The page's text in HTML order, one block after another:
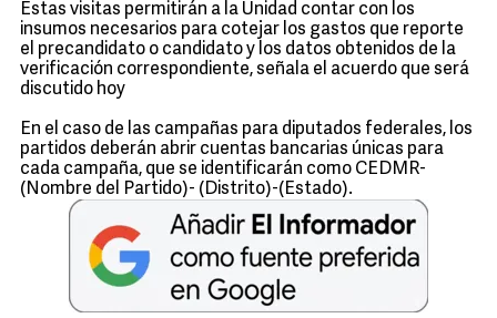
Estas visitas permitirán a la Unidad contar con los
insumos necesarios para cotejar los gastos que reporte
el precandidato o candidato y los datos obtenidos de la
verificación correspondiente, señala el acuerdo que será
discutido hoy
En el caso de las campañas para diputados federales, los
partidos deberán abrir cuentas bancarias únicas para
cada campaña, que se identificarán como CEDMR-
(Nombre del Partido)- (Distrito)-(Estado).